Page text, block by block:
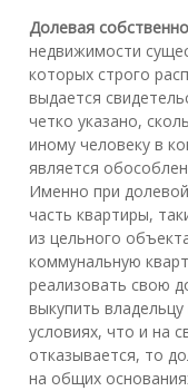
Долевая
недвижимости
которых строго
выдается
четко указано,
иному человеку в
является
Именно при
часть квартиры,
из цельного
коммунальную
реализовать свою
выкупить
условиях, что и на
отказывается, то
на общих